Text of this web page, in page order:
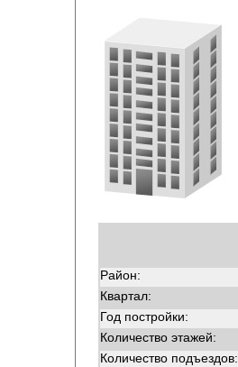
Район:
Квартал:
Год постройки:
Количество этажей:
Количество подъездов: